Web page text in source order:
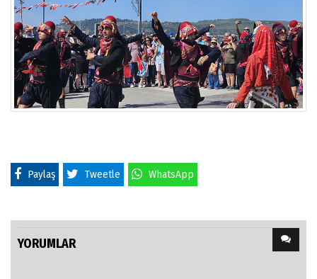
Paylaş Tweetle WhatsApp
YORUMLAR